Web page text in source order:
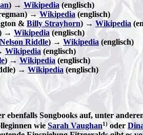
) → Wikipedia(englisch)
→Wikipedia (englisch)
& Billy Strayhorn) → Wikipedia
→ Wikipedia(englisch)
Nelson Riddle) → Wikipedia (englisch)
Wikipedia(englisch)
) → Wikipedia (englisch)
→ Wikipedia (englisch)
Songbooks auf, unter
wieSarah Vaughan1)oder